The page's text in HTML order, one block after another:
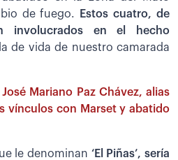
de fuego.
Estos cuatro, de
involucrados en el hecho
de vida de nuestro camarada
Mariano Paz Chávez, alias
vínculos con Marset y abatido
le denominan ‘El Piñas’, sería